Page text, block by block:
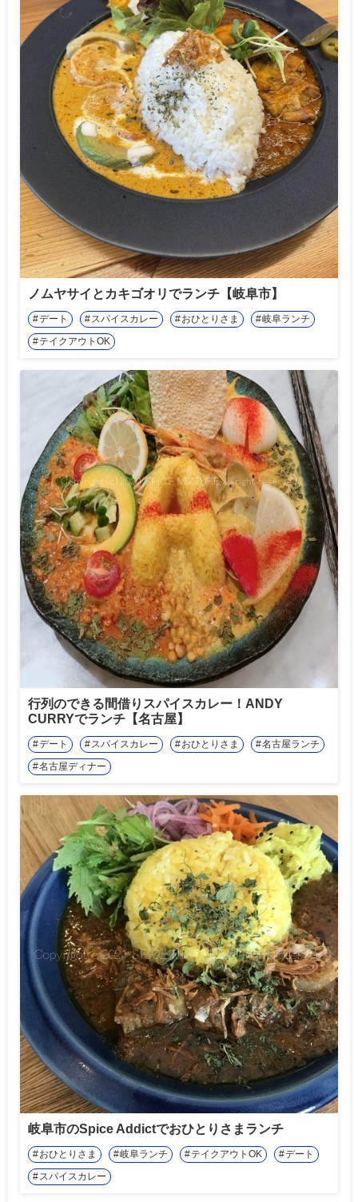
ノムヤサイとカキゴオリでランチ【岐阜市】
デート スパイスカレー おひとりさま
岐阜ランチ
テイクアウトOK
行列のできる間借りスパイスカレー！ANDY
CURRYでランチ【名古屋】
デート スパイスカレー おひとりさま
名古屋ランチ
名古屋ディナー
岐阜市のSpice Addictでおひとりさまランチ
おひとりさま 岐阜ランチ テイクアウトOK
デート
スパイスカレー